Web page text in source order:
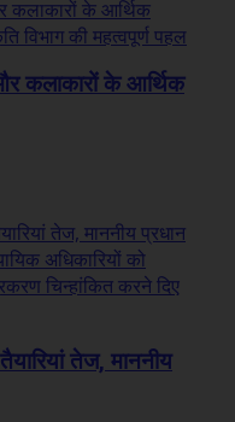
कलाकारों के आर्थिक
तेज, माननीय